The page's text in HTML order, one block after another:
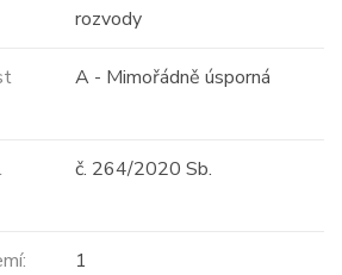
rozvody
A - Mimořádně úsporná
č. 264/2020 Sb.
1